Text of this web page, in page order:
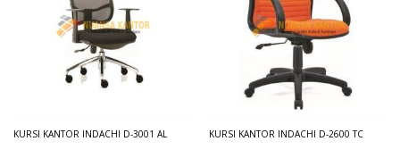
KURSI KANTOR INDACHI D-3001 AL KURSI KANTOR INDACHI D-2600 TC